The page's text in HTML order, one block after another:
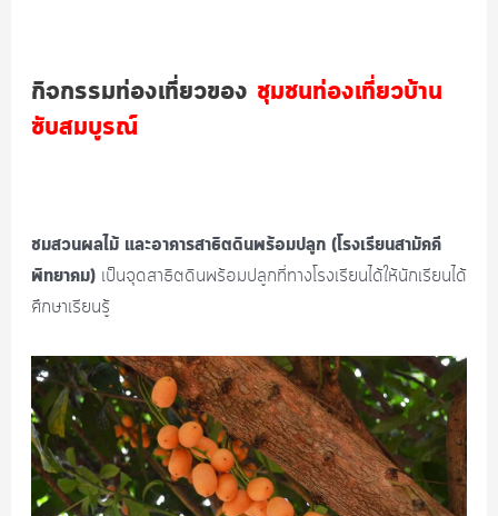
กิจกรรมท่องเที่ยวของ ชุมชนท่องเที่ยวบ้าน
ซับสมบูรณ์
ชมสวนผลไม้ และอาคารสาธิตดินพร้อมปลูก (โรงเรียนสามัคคี
พิทยาคม)เป็นจุดสาธิตดินพร้อมปลูกที่ทางโรงเรียนได้ให้นักเรียนได้
ศึกษาเรียนรู้